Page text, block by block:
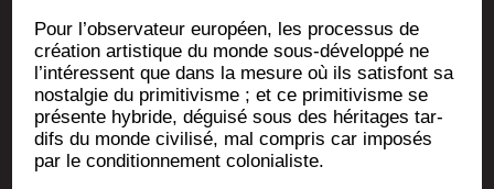
Pour l’observateur euro­péen, les pro­ces­sus de
créa­tion artis­tique du monde sous-déve­lop­pé ne
l’intéressent que dans la mesure où ils satis­font sa
nos­tal­gie du pri­mi­ti­visme ; et ce pri­mi­ti­visme se
pré­sente hybride, dégui­sé sous des héri­tages tar­
difs du monde civi­li­sé, mal com­pris car impo­sés
par le condi­tion­ne­ment colonialiste.